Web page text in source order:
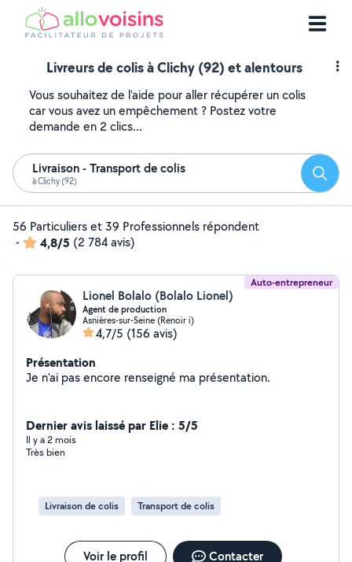
Livreurs de colis à Clichy (92) et alentours
Vous souhaitez de l'aide pour aller récupérer un colis
car vous avez un empêchement ? Postez votre
demande en 2 clics...
Livraison - Transport de colis
à Clichy (92)
56 Particuliers et 39 Professionnels répondent
-
4,8/5 (2 784 avis)
Auto-entrepreneur
Lionel Bolalo (Bolalo Lionel)
Agent de production
Asnières-sur-Seine (Renoir i)
4,7/5 (156 avis)
Présentation
Je n'ai pas encore renseigné ma présentation.
Dernier avis laissé par Elie : 5/5
Il y a 2 mois
Très bien
Livraison de colis Transport de colis
Voir le profil Contacter